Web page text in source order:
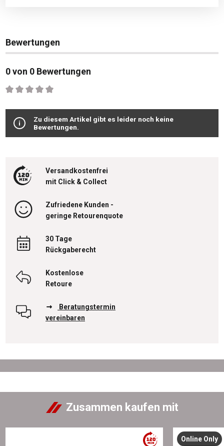
Bewertungen
0 von 0 Bewertungen
Durchschnittliche Bewertung von 0 von 5 Sternen
Zu diesem Artikel gibt es leider noch keine
Bewertungen.
Versandkostenfrei
mit Click & Collect
Zufriedene Kunden -
geringe Retourenquote
30 Tage
Rückgaberecht
Kostenlose
Retoure
Beratungstermin
vereinbaren
Zusammen kaufen mit
Online Only